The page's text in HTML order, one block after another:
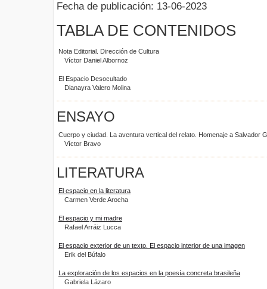
Fecha de publicación: 13-06-2023
TABLA DE CONTENIDOS
Nota Editorial. Dirección de Cultura
Víctor Daniel Albornoz
El Espacio Desocultado
Dianayra Valero Molina
ENSAYO
Cuerpo y ciudad. La aventura vertical del relato. Homenaje a Salvador
Víctor Bravo
LITERATURA
El espacio en la literatura
Carmen Verde Arocha
El espacio y mi madre
Rafael Arráiz Lucca
El espacio exterior de un texto. El espacio interior de una imagen
Erik del Búfalo
La exploración de los espacios en la poesía concreta brasileña
Gabriela Lázaro